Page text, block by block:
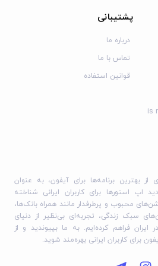
پشتیبانی
درباره ما
تماس با ما
قوانین استفاده
از بهترین برنامه‌ها برای آیفون، به عنوان
اپ استورها برای کاربران ایرانی شناخته
محبوب و پرطرفدار مانند همراه بانک‌ها،
سبک زندگی، تجربه‌ای بی‌نظیر از دنیای
ایران فراهم کرده‌ایم. به ما بپیوندید و از
برای کاربران ایرانی بهره‌مند شوید.